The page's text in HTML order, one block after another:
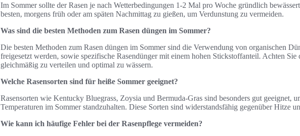
Im Sommer sollte der Rasen je nach Wetterbedingungen 1-2 Mal pro Woche gründlich
besten, morgens früh oder am späten Nachmittag zu gießen, um Verdunstung zu vermeiden.
Was sind die besten Methoden zum Rasen düngen im Sommer?
Die besten Methoden zum Rasen düngen im Sommer sind die Verwendung von organischen
freigesetzt werden, sowie spezifische Rasendünger mit einem hohen Stickstoffanteil. Achten Sie
gleichmäßig zu verteilen und optimal zu wässern.
Welche Rasensorten sind für heiße Sommer geeignet?
Rasensorten wie Kentucky Bluegrass, Zoysia und Bermuda-Gras sind besonders gut geeignet,
Temperaturen im Sommer standzuhalten. Diese Sorten sind widerstandsfähig gegenüber Hitze
Wie kann ich häufige Fehler bei der Rasenpflege vermeiden?